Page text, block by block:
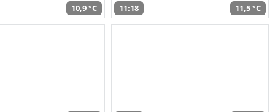
10,9 °C 11:18 11,5 °C